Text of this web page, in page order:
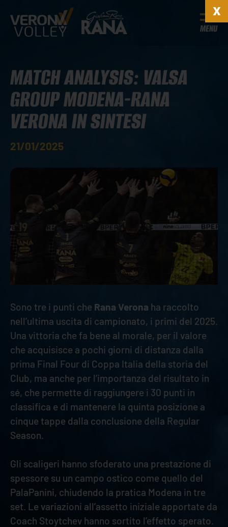
MENU
MATCH ANALYSIS: VALSA
GROUP MODENA-RANA
VERONA IN SINTESI
21/01/2025
Sono tre i punti che Rana Verona ha raccolto
nell’ultima uscita di campionato, i primi del 2025.
Una vittoria che fa bene al morale, per il valore
che acquisisce a pochi giorni di distanza dalla
prima Final Four di Coppa Italia della storia del
Club, ma anche per l’importanza del risultato in
sé, che permette di raggiungere i 30 punti in
classifica e di mantenere la quinta posizione a
cinque tappe dalla conclusione della Regular
Season.
Gli scaligeri hanno sfoderato una prestazione di
spessore su un campo ostico come quello del
PalaPanini, chiudendo la pratica Modena in tre
set. Le variazioni all’assetto iniziale apportate da
Coach Stoytchev hanno sortito l’effetto sperato.